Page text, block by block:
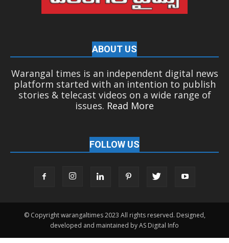
ABOUT US
Warangal times is an independent digital news
platform started with an intention to publish
stories & telecast videos on a wide range of
issues. Read More
FOLLOW US
© Copyright warangaltimes 2023 All rights reserved. Designed,
developed and maintained by AS Digital Info